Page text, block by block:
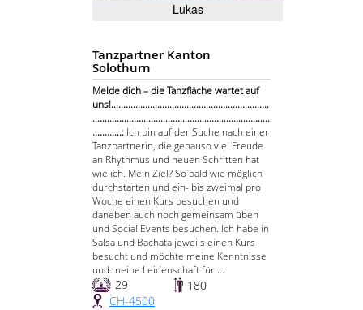
Lukas
Tanzpartner Kanton
Solothurn
Melde dich – die Tanzfläche wartet auf
uns!.................................................................
.........................................................................
............: Ich bin auf der Suche nach einer
Tanzpartnerin, die genauso viel Freude
an Rhythmus und neuen Schritten hat
wie ich. Mein Ziel? So bald wie möglich
durchstarten und ein- bis zweimal pro
Woche einen Kurs besuchen und
daneben auch noch gemeinsam üben
und Social Events besuchen. Ich habe in
Salsa und Bachata jeweils einen Kurs
besucht und möchte meine Kenntnisse
und meine Leidenschaft für ...
29
180
CH-4500